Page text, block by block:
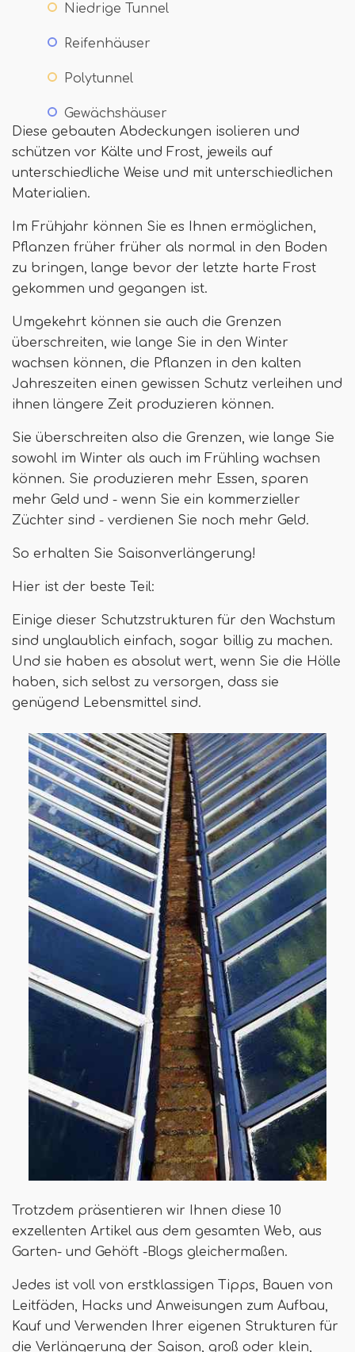
Niedrige Tunnel
Reifenhäuser
Polytunnel
Gewächshäuser
Diese gebauten Abdeckungen isolieren und
schützen vor Kälte und Frost, jeweils auf
unterschiedliche Weise und mit unterschiedlichen
Materialien.
Im Frühjahr können Sie es Ihnen ermöglichen,
Pflanzen früher früher als normal in den Boden
zu bringen, lange bevor der letzte harte Frost
gekommen und gegangen ist.
Umgekehrt können sie auch die Grenzen
überschreiten, wie lange Sie in den Winter
wachsen können, die Pflanzen in den kalten
Jahreszeiten einen gewissen Schutz verleihen und
ihnen längere Zeit produzieren können.
Sie überschreiten also die Grenzen, wie lange Sie
sowohl im Winter als auch im Frühling wachsen
können. Sie produzieren mehr Essen, sparen
mehr Geld und - wenn Sie ein kommerzieller
Züchter sind - verdienen Sie noch mehr Geld.
So erhalten Sie Saisonverlängerung!
Hier ist der beste Teil:
Einige dieser Schutzstrukturen für den Wachstum
sind unglaublich einfach, sogar billig zu machen.
Und sie haben es absolut wert, wenn Sie die Hölle
haben, sich selbst zu versorgen, dass sie
genügend Lebensmittel sind.
Trotzdem präsentieren wir Ihnen diese 10
exzellenten Artikel aus dem gesamten Web, aus
Garten- und Gehöft -Blogs gleichermaßen.
Jedes ist voll von erstklassigen Tipps, Bauen von
Leitfäden, Hacks und Anweisungen zum Aufbau,
Kauf und Verwenden Ihrer eigenen Strukturen für
die Verlängerung der Saison, groß oder klein,